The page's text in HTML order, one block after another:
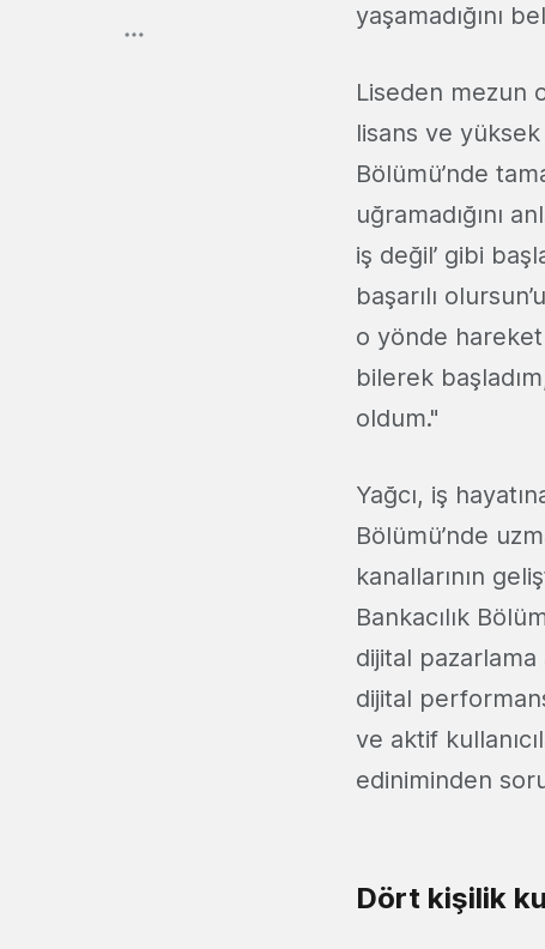
yaşamadığını
Liseden mezun
lisans ve
Bölümü’nde
uğramadığını
iş değil’ gibi
başarılı
o yönde
bilerek
oldum."
Yağcı, iş
Bölümü’nde
kanallarının
Bankacılık
dijital pazarlama
dijital
ve aktif
ediniminden
Dört kişilik